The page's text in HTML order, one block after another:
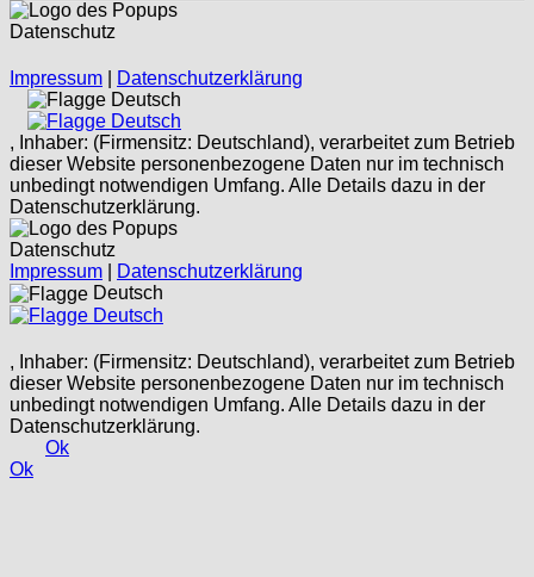
Datenschutz
Impressum
Datenschutzerklärung
Deutsch
Deutsch
, Inhaber: (Firmensitz: Deutschland), verarbeitet zum Betrieb
dieser Website personenbezogene Daten nur im technisch
unbedingt notwendigen Umfang. Alle Details dazu in der
Datenschutzerklärung.
Datenschutz
Impressum
Datenschutzerklärung
Deutsch
Deutsch
, Inhaber: (Firmensitz: Deutschland), verarbeitet zum Betrieb
dieser Website personenbezogene Daten nur im technisch
unbedingt notwendigen Umfang. Alle Details dazu in der
Datenschutzerklärung.
Ok
Ok